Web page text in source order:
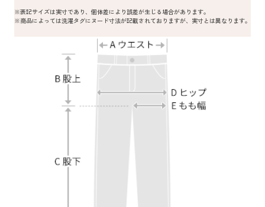
※表記サイズは実寸であり、個体差により誤差が生じる場合があります。
※商品によっては洗濯タグにヌード寸法が記載されておりますが、実寸とは異なります。